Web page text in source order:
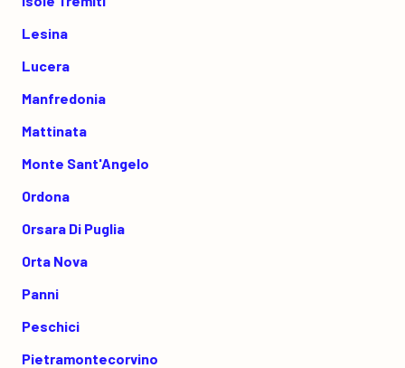
Lesina
Lucera
Manfredonia
Mattinata
Monte Sant'Angelo
Ordona
Orsara Di Puglia
Orta Nova
Panni
Peschici
Pietramontecorvino